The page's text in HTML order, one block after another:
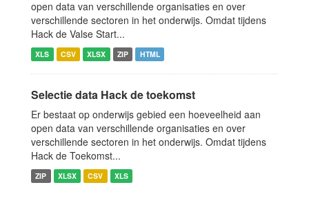
open data van verschillende organisaties en over
verschillende sectoren in het onderwijs. Omdat tijdens
Hack de Valse Start...
XLS CSV XLSX ZIP HTML
Selectie data Hack de toekomst
Er bestaat op onderwijs gebied een hoeveelheid aan
open data van verschillende organisaties en over
verschillende sectoren in het onderwijs. Omdat tijdens
Hack de Toekomst...
ZIP XLSX CSV XLS